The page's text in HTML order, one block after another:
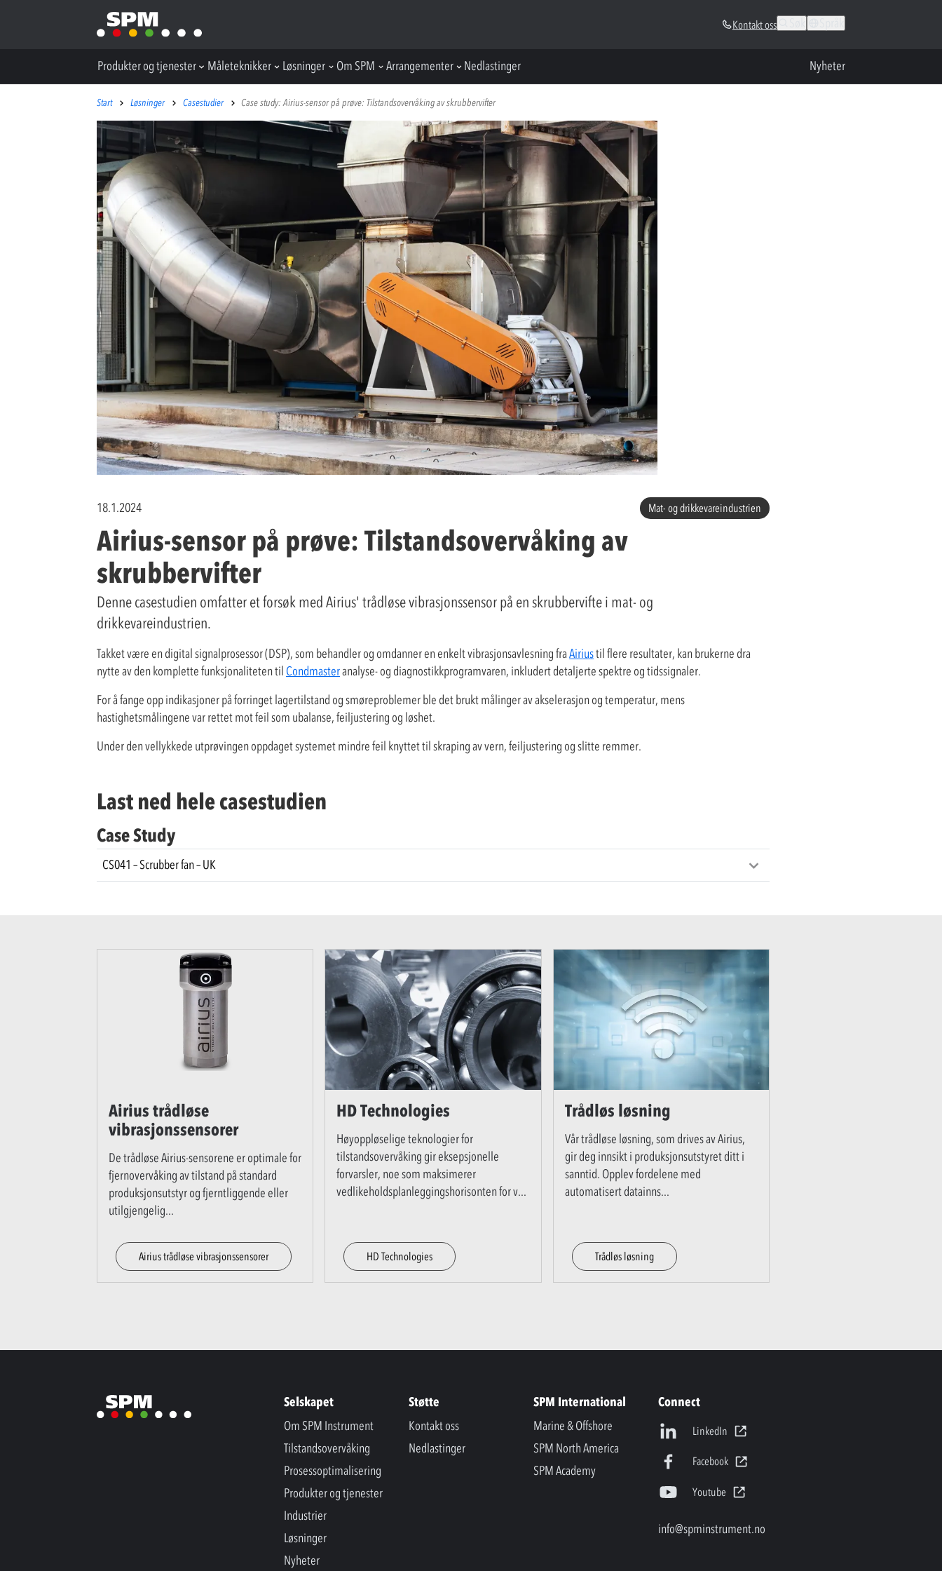
Kontakt oss
Produkter og tjenester Måleteknikker Løsninger Om SPM Arrangementer Nedlastinger Nyheter
Start Løsninger Casestudier Case study: Airius-sensor på prøve: Tilstandsovervåking av skrubbervifter
18.1.2024 Mat- og drikkevareindustrien
Airius-sensor på prøve: Tilstandsovervåking av
skrubbervifter
Denne casestudien omfatter et forsøk med Airius' trådløse vibrasjonssensor på en skrubbervifte i mat- og
drikkevareindustrien.
Takket være en digital signalprosessor (DSP), som behandler og omdanner en enkelt vibrasjonsavlesning fraAiriustil flere resultater, kan brukerne dra
nytte av den komplette funksjonaliteten til Condmasteranalyse- og diagnostikkprogramvaren, inkludert detaljerte spektre og tidssignaler.
For å fange opp indikasjoner på forringet lagertilstand og smøreproblemer ble det brukt målinger av akselerasjon og temperatur, mens
hastighetsmålingene var rettet mot feil som ubalanse, feiljustering og løshet.
Under den vellykkede utprøvingen oppdaget systemet mindre feil knyttet til skraping av vern, feiljustering og slitte remmer.
Last ned hele casestudien
Case Study
CS041 – Scrubber fan – UK
Airius trådløse
vibrasjonssensorer
De trådløse Airius-sensorene er optimale for
fjernovervåking av tilstand på standard
produksjonsutstyr og fjerntliggende eller
utilgjengelig...
Airius trådløse vibrasjonssensorer
HD Technologies
Høyoppløselige teknologier for
tilstandsovervåking gir eksepsjonelle
forvarsler, noe som maksimerer
vedlikeholdsplanleggingshorisonten for v...
HD Technologies
Trådløs løsning
Vår trådløse løsning, som drives av Airius,
gir deg innsikt i produksjonsutstyret ditt i
sanntid. Opplev fordelene med
automatisert datainns...
Trådløs løsning
Selskapet
Om SPM Instrument
Tilstandsovervåking
Prosessoptimalisering
Produkter og tjenester
Industrier
Løsninger
Nyheter
Støtte
Kontakt oss
Nedlastinger
SPM International
Marine & Offshore
SPM North America
SPM Academy
Connect
LinkedIn
Facebook
Youtube
info@spminstrument.no